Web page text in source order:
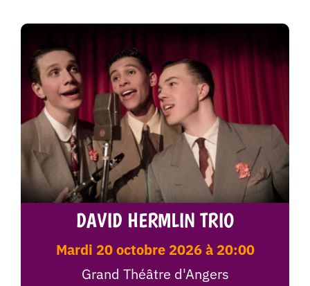
DAVID HERMLIN TRIO
mardi 20 octobre 2026 à 20:00
Grand Théâtre d'Angers